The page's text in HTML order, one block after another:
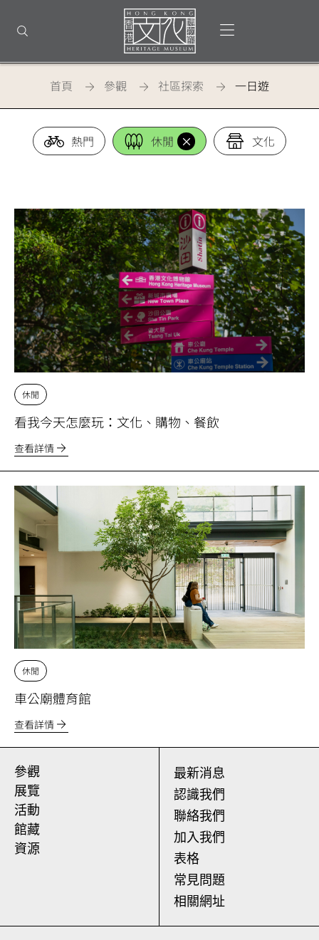
部
打開搜尋
首
頁
打開選單
首頁 參觀 社區探索 一日遊
日遊
熱門 休閒 文化
休閒
看我今天怎麼玩：文化、購物、餐飲
查看詳情
休閒
車公廟體育館
查看詳情
參觀
展覽
活動
館藏
資源
最新消息
認識我們
聯絡我們
加入我們
表格
常見問題
相關網址